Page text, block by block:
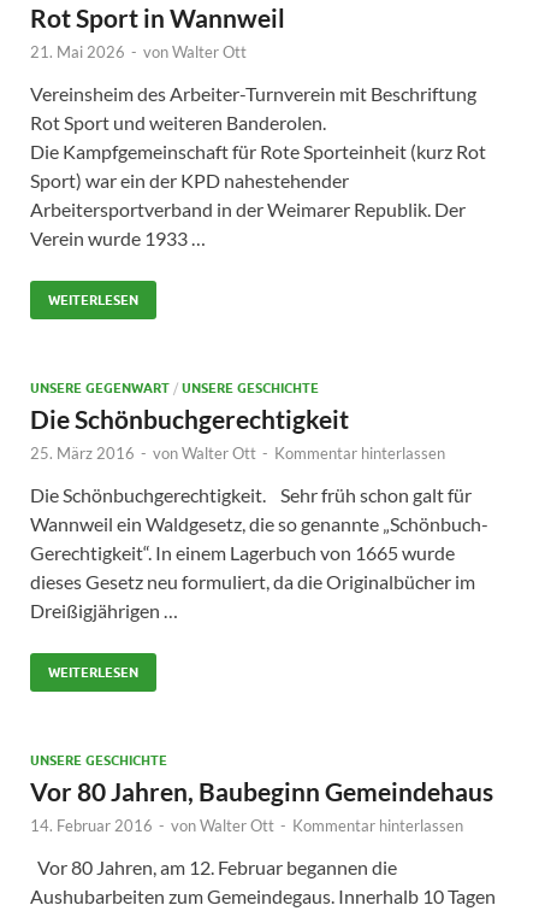
Rot Sport in Wannweil
21. Mai 2026 - vonWalter Ott
Vereinsheim des Arbeiter-Turnverein mit Beschriftung
Rot Sport und weiteren Banderolen.
Die Kampfgemeinschaft für Rote Sporteinheit (kurz Rot
Sport) war ein der KPD nahestehender
Arbeitersportverband in der Weimarer Republik. Der
Verein wurde 1933 …
WEITERLESEN
UNSERE GEGENWART / UNSERE GESCHICHTE
Die Schönbuchgerechtigkeit
25. März 2016 - vonWalter Ott - Kommentar hinterlassen
Die Schönbuchgerechtigkeit. Sehr früh schon galt für
Wannweil ein Waldgesetz, die so genannte „Schönbuch-
Gerechtigkeit“. In einem Lagerbuch von 1665 wurde
dieses Gesetz neu formuliert, da die Originalbücher im
Dreißigjährigen …
WEITERLESEN
UNSERE GESCHICHTE
Vor 80 Jahren, Baubeginn Gemeindehaus
14. Februar 2016 - vonWalter Ott - Kommentar hinterlassen
Vor 80 Jahren, am 12. Februar begannen die
Aushubarbeiten zum Gemeindegaus. Innerhalb 10 Tagen